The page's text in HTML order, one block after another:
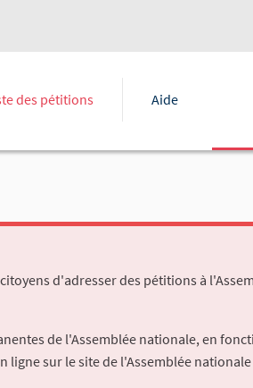
des pétitions Aide
d'adresser des pétitions à
de l'Assemblée nationale, en
ligne sur le site de l'Assemblée